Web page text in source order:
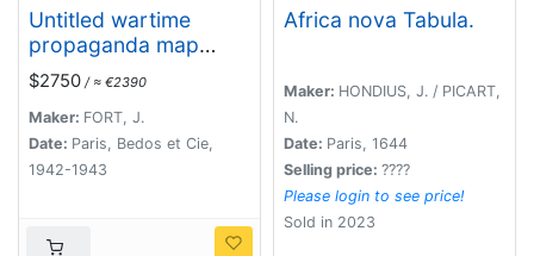
Untitled wartime
propaganda map
poster depicting
Roosevelt & Churchill
struggling between
each other over the
African Continent.
$2750 / ≈ €2390
Maker: FORT, J.
Date: Paris, Bedos et Cie,
1942-1943
Africa nova Tabula.
Maker: HONDIUS, J. / PICART,
N.
Date: Paris, 1644
Selling price: ????
Please login to see price!
Sold in 2023